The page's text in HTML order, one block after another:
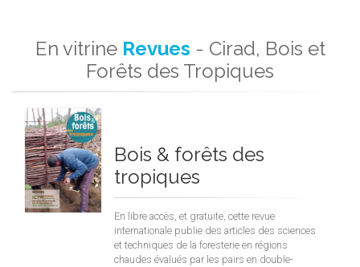
En vitrine Revues - Cirad, Bois et
Forêts des Tropiques
Bois & forêts des
tropiques
En libre accès, et gratuite, cette revue
internationale publie des articles des sciences
et techniques de la foresterie en régions
chaudes évalués par les pairs en double-